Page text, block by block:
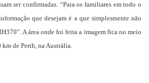
ser confirmadas. “Para os familiares em todo o
que desejam é a que simplesmente não
A área onde foi feita a imagem fica no meio
de Perth, na Austrália.